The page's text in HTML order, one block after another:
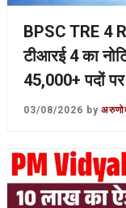
BPSC TRE 4
टीआरई 4 का
45,000+ पदों पर
03/08/2026 by